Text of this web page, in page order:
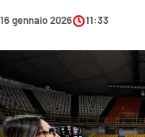
AMBIENTE
CULTURA
ECONOMIA E LAVORO
16 gennaio 2026 11:33